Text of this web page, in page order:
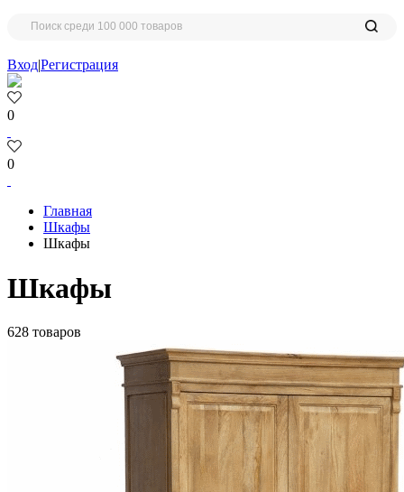
Вход|Регистрация
0
0
Главная
Шкафы
Шкафы
Шкафы
628 товаров